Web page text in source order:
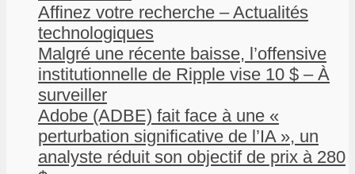
Affinez votre recherche – Actualités
technologiques
Malgré une récente baisse, l’offensive
institutionnelle de Ripple vise 10 $ – À
surveiller
Adobe (ADBE) fait face à une «
perturbation significative de l’IA », un
analyste réduit son objectif de prix à 280